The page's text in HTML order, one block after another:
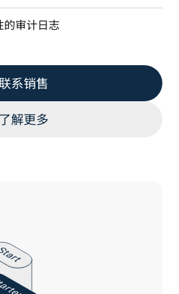
的审计日志
系销售
了解更多